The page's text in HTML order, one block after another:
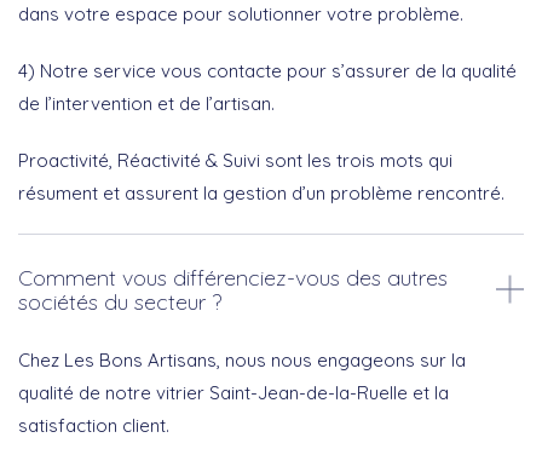
dans votre espace pour solutionner votre problème.
4) Notre service vous contacte pour s’assurer de la qualité
de l’intervention et de l’artisan.
Proactivité, Réactivité & Suivi sont les trois mots qui
résument et assurent la gestion d’un problème rencontré.
Comment vous différenciez-vous des autres
sociétés du secteur ?
Chez Les Bons Artisans, nous nous engageons sur la
qualité de notre vitrier Saint-Jean-de-la-Ruelle et la
satisfaction client.